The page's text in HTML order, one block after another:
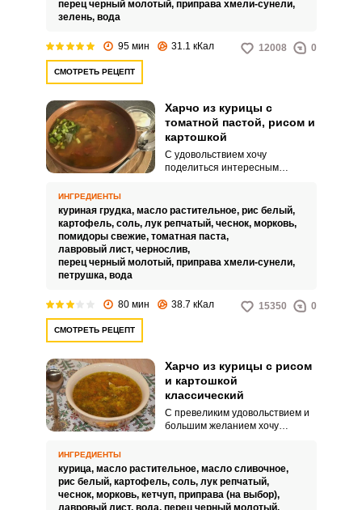
перец черный молотый, приправа хмели-сунели,
зелень, вода
95 мин 31.1 кКал 12008 0
СМОТРЕТЬ РЕЦЕПТ
Харчо из курицы с
томатной пастой, рисом и
картошкой
С удовольствием хочу
поделиться интересным
картошкой. Процесс
приготовления супа достаточно
простой и не отнимет у вас
много времени, а полученный
результат приятно удивит вас и
ИНГРЕДИЕНТЫ
куриная грудка, масло растительное, рис белый,
картофель, соль, лук репчатый, чеснок, морковь,
помидоры свежие, томатная паста,
лавровый лист, чернослив,
перец черный молотый, приправа хмели-сунели,
петрушка, вода
80 мин 38.7 кКал 15350 0
СМОТРЕТЬ РЕЦЕПТ
Харчо из курицы с рисом
и картошкой
классический
С превеликим удовольствием и
большим желанием хочу
рисом и картошкой по
классическому рецепту. Такой
харчо получается легким и
очень аппетитным.
ИНГРЕДИЕНТЫ
курица, масло растительное, масло сливочное,
рис белый, картофель, соль, лук репчатый,
чеснок, морковь, кетчуп, приправа (на выбор),
лавровый лист, вода, перец черный молотый,